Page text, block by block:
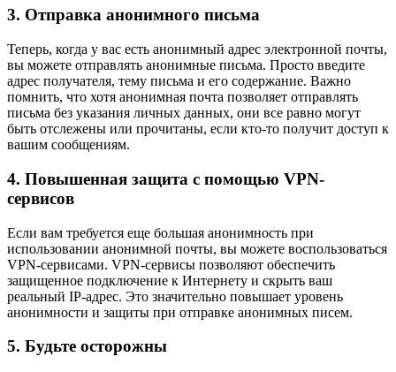
3. Отправка анонимного письма
Теперь, когда у вас есть анонимный адрес электронной почты,
вы можете отправлять анонимные письма. Просто введите
адрес получателя, тему письма и его содержание. Важно
помнить, что хотя анонимная почта позволяет отправлять
письма без указания личных данных, они все равно могут
быть отслежены или прочитаны, если кто-то получит доступ к
вашим сообщениям.
4. Повышенная защита с помощью VPN-
сервисов
Если вам требуется еще большая анонимность при
использовании анонимной почты, вы можете воспользоваться
VPN-сервисами. VPN-сервисы позволяют обеспечить
защищенное подключение к Интернету и скрыть ваш
реальный IP-адрес. Это значительно повышает уровень
анонимности и защиты при отправке анонимных писем.
5. Будьте осторожны